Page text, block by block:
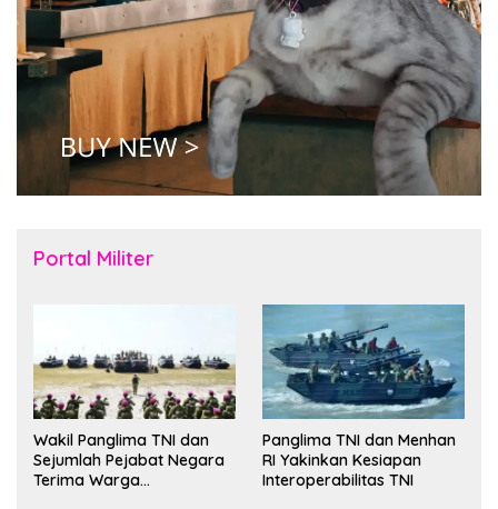
Portal Militer
Wakil Panglima TNI dan
Sejumlah Pejabat Negara
Terima Warga
Panglima TNI dan Menhan
RI Yakinkan Kesiapan
Interoperabilitas TNI